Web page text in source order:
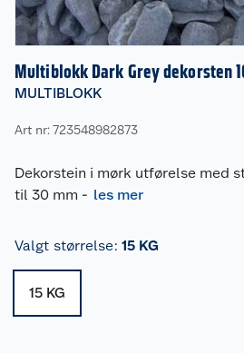
Multiblokk Dark Grey dekorsten
MULTIBLOKK
Art nr: 723548982873
Dekorstein i mørk utførelse med
til 30 mm - les mer
Valgt størrelse: 15 KG
15 KG